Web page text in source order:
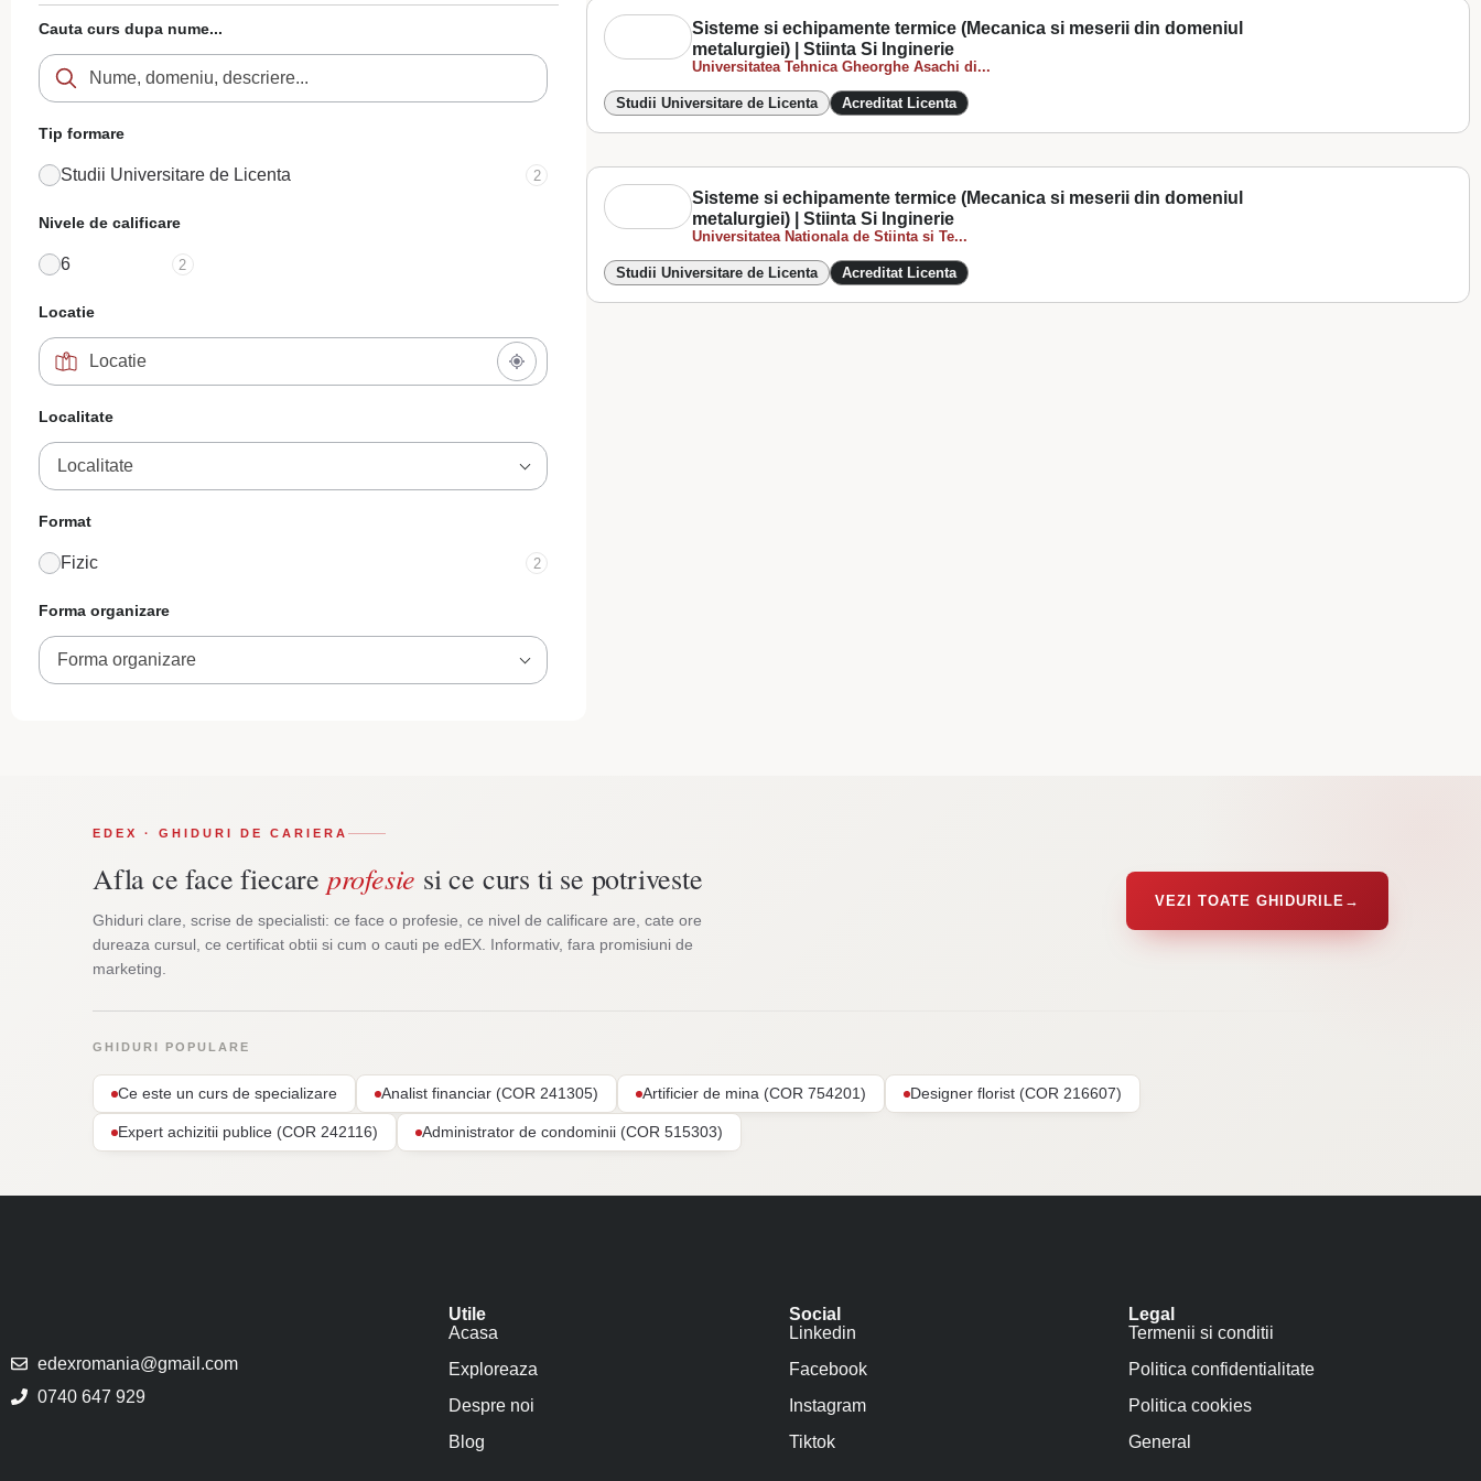
Cauta curs dupa nume...
Tip formare
Studii Universitare de Licenta 2
Nivele de calificare
6 2
Locatie
Localitate
Localitate
Format
Fizic 2
Forma organizare
Forma organizare
Sisteme si echipamente termice (Mecanica si meserii din domeniul
metalurgiei) | Stiinta Si Inginerie
Universitatea Tehnica Gheorghe Asachi di...
Studii Universitare de Licenta Acreditat Licenta
Sisteme si echipamente termice (Mecanica si meserii din domeniul
metalurgiei) | Stiinta Si Inginerie
Universitatea Nationala de Stiinta si Te...
Studii Universitare de Licenta Acreditat Licenta
EDEX · GHIDURI DE CARIERA
Afla ce face fiecare profesie si ce curs ti se potriveste
Ghiduri clare, scrise de specialisti: ce face o profesie, ce nivel de calificare are, cate ore
dureaza cursul, ce certificat obtii si cum o cauti pe edEX. Informativ, fara promisiuni de
marketing.
VEZI TOATE GHIDURILE →
GHIDURI POPULARE
Ce este un curs de specializare Analist financiar (COR 241305) Artificier de mina (COR 754201) Designer florist (COR 216607)
Expert achizitii publice (COR 242116) Administrator de condominii (COR 515303)
edexromania@gmail.com
0740 647 929
Utile
Acasa
Exploreaza
Despre noi
Blog
Social
Linkedin
Facebook
Instagram
Tiktok
Legal
Termenii si conditii
Politica confidentialitate
Politica cookies
General